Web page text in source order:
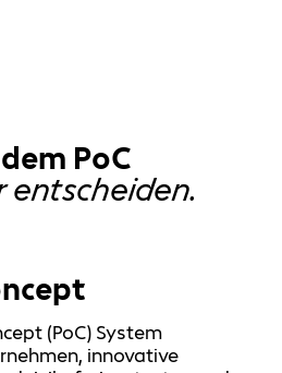
PoC
entscheiden.
(PoC) System
innovative